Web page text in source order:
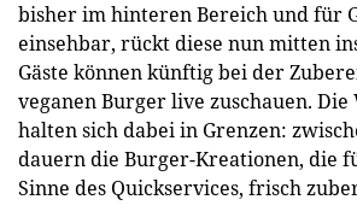
bisher im hinteren Bereich und für
einsehbar, rückt diese nun mitten
Gäste können künftig bei der
veganen Burger live zuschauen.
halten sich dabei in Grenzen:
dauern die Burger-Kreationen, die
Sinne des Quickservices, frisch